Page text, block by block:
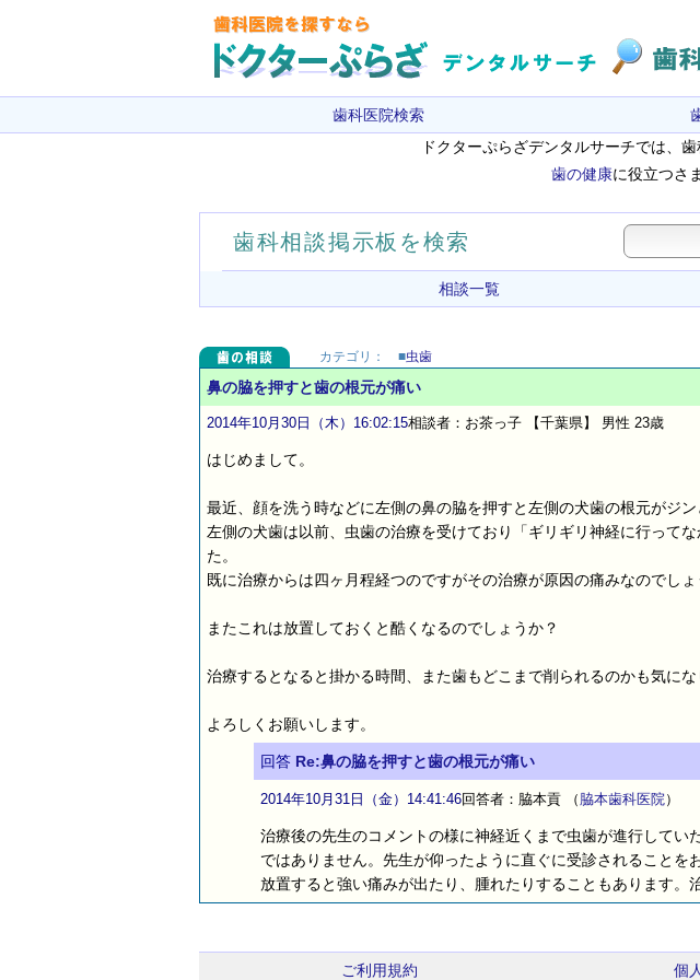
歯科医院検索
ドクターぷらざデンタルサーチでは、歯
歯の健康に役立つさ
歯科相談掲示板を検索
相談一覧
カテゴリ： ■虫歯
鼻の脇を押すと歯の根元が痛い
2014年10月30日（木）16:02:15相談者：お茶っ子 【千葉県】 男性 23歳
はじめまして。
最近、顔を洗う時などに左側の鼻の脇を押すと左側の犬歯の根元がジン
左側の犬歯は以前、虫歯の治療を受けており「ギリギリ神経に行って
た。
既に治療からは四ヶ月程経つのですがその治療が原因の痛みなのでしょ
またこれは放置しておくと酷くなるのでしょうか？
治療するとなると掛かる時間、また歯もどこまで削られるのかも気にな
よろしくお願いします。
回答 Re:鼻の脇を押すと歯の根元が痛い
2014年10月31日（金）14:41:46回答者：脇本貢 （ 脇本歯科医院）
治療後の先生のコメントの様に神経近くまで虫歯が進行して
ではありません。先生が仰ったように直ぐに受診されることを
放置すると強い痛みが出たり、腫れたりすることもあります。
ご利用規約 個